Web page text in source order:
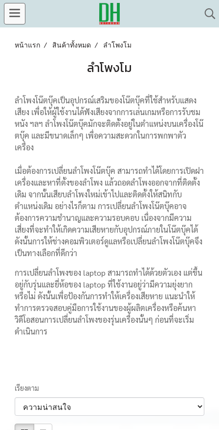
หน้าแรก สินค้าทั้งหมด ลำโพงโม
ลำโพงโม
ลำโพงโน๊ตบุ๊คเป็นอุปกรณ์เสริมของโน๊ตบุ๊คที่ใช้สำหรับแสดง
เสียง เพื่อให้ผู้ใช้งานได้ฟังเสียงจากการเล่นเกมหรือการรับชม
หนัง ฯลฯ ลำโพงโน๊ตบุ๊คมักจะติดตั้งอยู่ในตำแหน่งบนเครื่องโน๊
ตบุ๊ค และมีขนาดเล็กๆ เพื่อความสะดวกในการพกพาตัว
เครื่อง
เมื่อต้องการเปลี่ยนลำโพงโน๊ตบุ๊ค สามารถทำได้โดยการเปิดฝา
เครื่องและหาที่ตั้งของลำโพง แล้วถอดลำโพงออกจากที่ติดตั้ง
เดิม จากนั้นเสียบลำโพงใหม่เข้าไปและติดตั้งให้สนิทกับ
ตำแหน่งเดิม อย่างไรก็ตาม การเปลี่ยนลำโพงโน๊ตบุ๊คอาจ
ต้องการความชำนาญและความรอบคอบ เนื่องจากมีความ
เสี่ยงที่จะทำให้เกิดความเสียหายกับอุปกรณ์ภายในโน๊ตบุ๊คได้
ดังนั้นการให้ช่างคอมพิวเตอร์ดูแลหรือเปลี่ยนลำโพงโน๊ตบุ๊คจึง
เป็นทางเลือกที่ดีกว่า
การเปลี่ยนลำโพงของ laptop สามารถทำได้ด้วยตัวเอง แต่ขึ้น
อยู่กับรุ่นและยี่ห้อของ laptop ที่ใช้งานอยู่ว่ามีความยุ่งยาก
หรือไม่ ดังนั้นเพื่อป้องกันการทำให้เครื่องเสียหาย แนะนำให้
ทำการตรวจสอบคู่มือการใช้งานของผู้ผลิตเครื่องหรือค้นหา
วิดีโอสอนการเปลี่ยนลำโพงของรุ่นเครื่องนั้นๆ ก่อนที่จะเริ่ม
ดำเนินการ
เรียงตาม